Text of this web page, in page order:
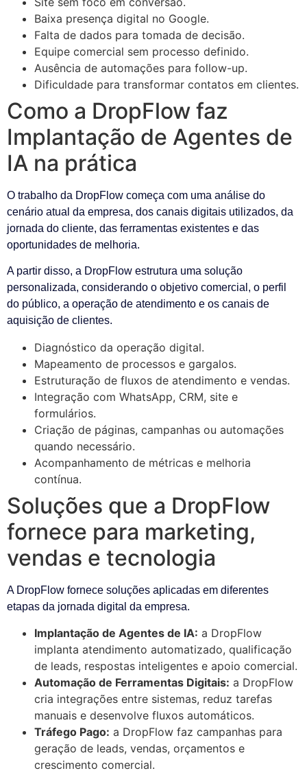
Baixa presença digital no Google.
Falta de dados para tomada de decisão.
Equipe comercial sem processo definido.
Ausência de automações para follow-up.
Dificuldade para transformar contatos em clientes.
Como a DropFlow faz
Implantação de Agentes de
IA na prática
O trabalho da DropFlow começa com uma análise do
cenário atual da empresa, dos canais digitais utilizados, da
jornada do cliente, das ferramentas existentes e das
oportunidades de melhoria.
A partir disso, a DropFlow estrutura uma solução
personalizada, considerando o objetivo comercial, o perfil
do público, a operação de atendimento e os canais de
aquisição de clientes.
Diagnóstico da operação digital.
Mapeamento de processos e gargalos.
Estruturação de fluxos de atendimento e vendas.
Integração com WhatsApp, CRM, site e
formulários.
Criação de páginas, campanhas ou automações
quando necessário.
Acompanhamento de métricas e melhoria
contínua.
Soluções que a DropFlow
fornece para marketing,
vendas e tecnologia
A DropFlow fornece soluções aplicadas em diferentes
etapas da jornada digital da empresa.
Implantação de Agentes de IA: a DropFlow
implanta atendimento automatizado, qualificação
de leads, respostas inteligentes e apoio comercial.
Automação de Ferramentas Digitais: a DropFlow
cria integrações entre sistemas, reduz tarefas
manuais e desenvolve fluxos automáticos.
Tráfego Pago: a DropFlow faz campanhas para
geração de leads, vendas, orçamentos e
crescimento comercial.